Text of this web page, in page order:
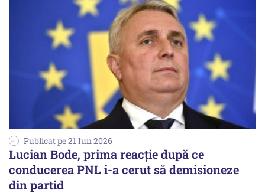
Publicat pe 21 Iun 2026
Lucian Bode, prima reacție după ce
conducerea PNL i-a cerut să demisioneze
din partid